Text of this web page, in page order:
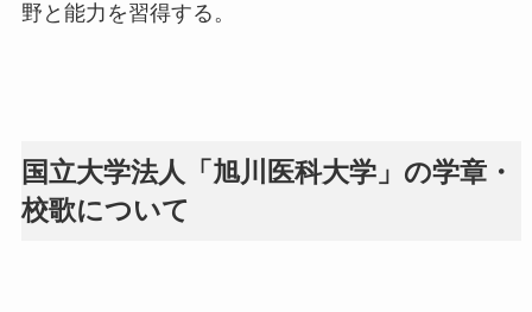
野と能力を習得する。
国立大学法人「旭川医科大学」の学章・
校歌について